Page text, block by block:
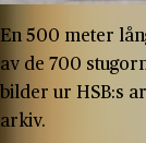
En 500 meter
av de 700
bilder ur HSB:s
arkiv.